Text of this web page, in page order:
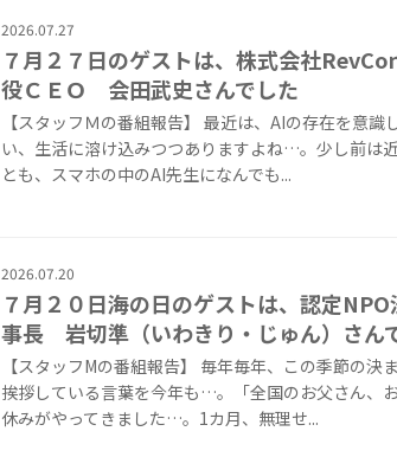
2026.07.27
７月２７日のゲストは、株式会社
役ＣＥＯ 会田武史さんでした
【スタッフＭの番組報告】 最近は、AIの存在を意識
い、生活に溶け込みつつありますよね…。少し前は
とも、スマホの中のAI先生になんでも...
2026.07.20
７月２０日海の日のゲストは、認定
事長 岩切準（いわきり・じゅん）さん
【スタッフMの番組報告】 毎年毎年、この季節の決
挨拶している言葉を今年も…。「全国のお父さん、
休みがやってきました…。1カ月、無理せ...